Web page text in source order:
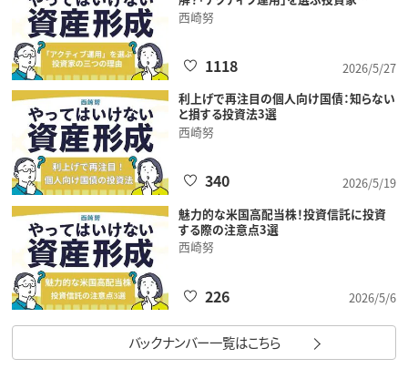
西崎努
2026/5/27
1118
利上げで再注目の個人向け国債：知らない
と損する投資法3選
西崎努
2026/5/19
340
魅力的な米国高配当株！投資信託に投資
する際の注意点3選
西崎努
2026/5/6
226
バックナンバー一覧はこちら